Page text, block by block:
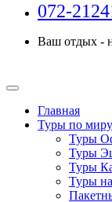
072-
Ваш отдых -
Главная
Туры по миру
Туры
Туры
Туры
Туры